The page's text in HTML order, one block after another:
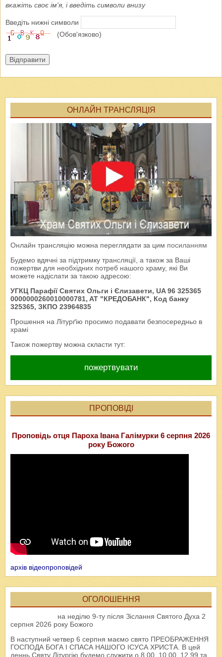
вкажіть своє ім'я, і введіть символи внизу
Введіть нижні символи
(Обов'язково)
Відправити
ОНЛАЙН ТРАНСЛЯЦІЯ
Онлайн трансляцію можна переглядати за цим посиланням
Будемо вдячні за підтримку трансляції, а також за Ваші
пожертви для необхідних потреб нашого храму, які Ви
можете надіслати за такою адресою:
УГКЦ Парафії Святих Ольги і Єлизавети, UA 96 325365
0000000260010000781, AT "КРЕДОБАНК", Код банку
325365, ЗКПО 23964835
Прошення на Літурґію просимо подавати безпосередньо в
храмі
Також пожертву можна скласти тут:
пожертвувати
ПРОПОВІДІ
Проповідь отця Пароха Івана Галімурки 6 серпня 2026
року Божого
архів відеопроповідей
ОГОЛОШЕННЯ
на неділю 9-ту після Зіслання Святого Духа 2
серпня 2026 року Божого
В наступний четвер 6 серпня маємо свято ПРЕОБРАЖЕННЯ
ГОСПОДА БОГА І СПАСА НАШОГО ІСУСА ХРИСТА. В цей
деннь Святу Літургію будемо служити о 8.00, 10.00, 12.99 та